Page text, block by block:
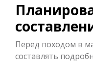
Перед походом в
составлять